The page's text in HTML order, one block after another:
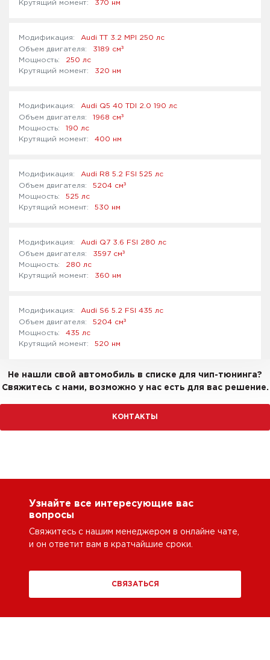
370 нм
Audi TT 3.2 MPI 250 лс
3189 см³
250 лс
320 нм
Audi Q5 40 TDI 2.0 190 лс
1968 см³
190 лс
400 нм
Audi R8 5.2 FSI 525 лс
5204 см³
525 лс
530 нм
Audi Q7 3.6 FSI 280 лс
3597 см³
280 лс
360 нм
Audi S6 5.2 FSI 435 лс
5204 см³
435 лс
520 нм
Не нашли свой автомобиль в списке для чип-тюнинга?
Свяжитесь с нами, возможно у нас есть для вас решение.
КОНТАКТЫ
Узнайте все интересующие вас
вопросы
Свяжитесь с нашим менеджером в онлайне чате,
и он ответит вам в кратчайшие сроки.
СВЯЗАТЬСЯ